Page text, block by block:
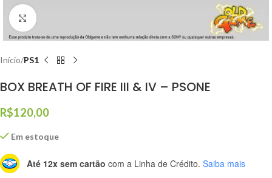
Click to enlarge
Início PS1
BOX BREATH OF FIRE III & IV – PSONE
R$120,00
Em estoque
Até 12x sem cartão com a Linha de Crédito. Saiba mais